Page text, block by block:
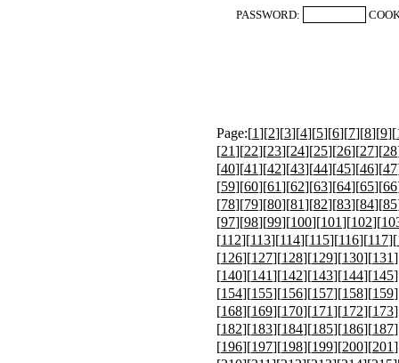
PASSWORD:
Page:[1][2][3][4][5][6][7][8][9][
[21][22][23][24][25][26][27][28
[40][41][42][43][44][45][46][47
[59][60][61][62][63][64][65][66
[78][79][80][81][82][83][84][85
[97][98][99][100][101][102][
[112][113][114][115][116][117][
[126][127][128][129][130][131
[140][141][142][143][144][145
[154][155][156][157][158][159
[168][169][170][171][172][173
[182][183][184][185][186][187
[196][197][198][199][200][201